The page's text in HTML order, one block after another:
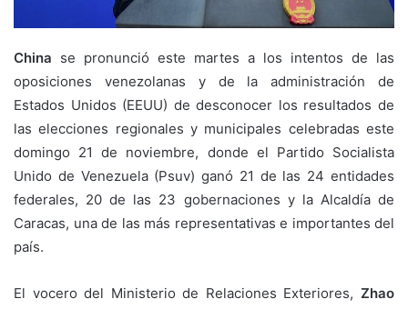
China se pronunció este martes a los intentos de las
oposiciones venezolanas y de la administración de
Estados Unidos (EEUU) de desconocer los resultados de
las elecciones regionales y municipales celebradas este
domingo 21 de noviembre, donde el Partido Socialista
Unido de Venezuela (Psuv) ganó 21 de las 24 entidades
federales, 20 de las 23 gobernaciones y la Alcaldía de
Caracas, una de las más representativas e importantes del
país.
El vocero del Ministerio de Relaciones Exteriores, Zhao